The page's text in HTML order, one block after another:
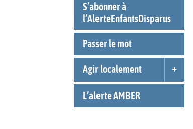
S’abonner à
l’AlerteEnfantsDisparus
Passer le mot
Agir localement
L’alerte AMBER